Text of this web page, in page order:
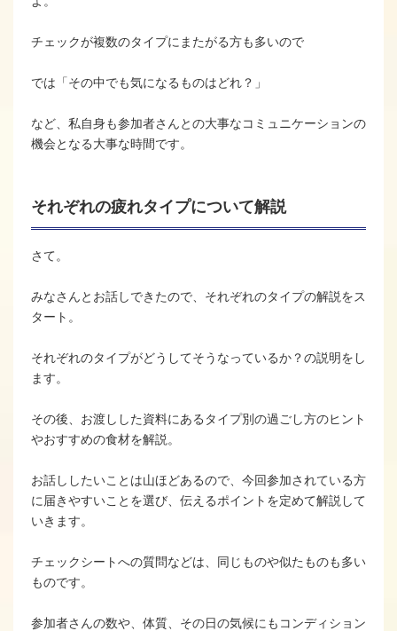
チェックが複数のタイプにまたがる方も多いので
では「その中でも気になるものはどれ？」
など、私自身も参加者さんとの大事なコミュニケーションの
機会となる大事な時間です。
それぞれの疲れタイプについて解説
さて。
みなさんとお話しできたので、それぞれのタイプの解説をス
タート。
それぞれのタイプがどうしてそうなっているか？の説明をし
ます。
その後、お渡しした資料にあるタイプ別の過ごし方のヒント
やおすすめの食材を解説。
お話ししたいことは山ほどあるので、今回参加されている方
に届きやすいことを選び、伝えるポイントを定めて解説して
いきます。
チェックシートへの質問などは、同じものや似たものも多い
ものです。
参加者さんの数や、体質、その日の気候にもコンディション